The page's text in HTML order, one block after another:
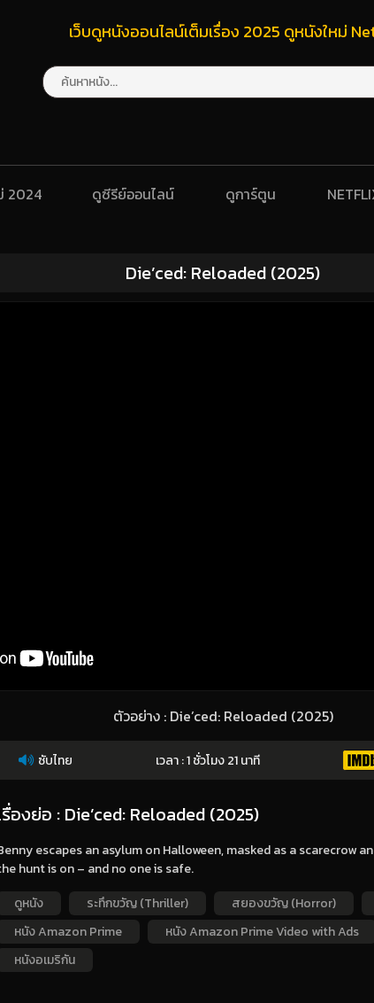
เว็บดูหนังออนไลน์เต็มเรื่อง 2025 ดูหนังใหม่
2024 ดูซีรีย์ออนไลน์ ดูการ์ตูน
Die’ced: Reloaded (2025)
ตัวอย่าง : Die’ced: Reloaded (2025)
ซับไทย เวลา : 1 ชั่วโมง 21 นาที
รื่องย่อ : Die’ced: Reloaded (2025)
escapes an asylum on Halloween, masked as a scarecrow
hunt is on – and no one is safe.
ดูหนัง
ระทึกขวัญ (Thriller) สยองขวัญ (Horror)
หนัง Amazon Prime
หนัง Amazon Prime Video with Ads
หนังอเมริกัน